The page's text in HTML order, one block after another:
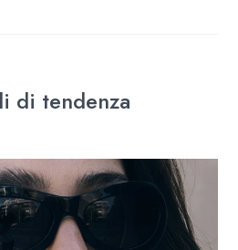
di tendenza